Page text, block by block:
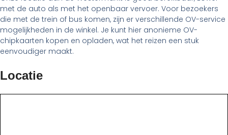
met de auto als met het openbaar vervoer. Voor bezoekers
die met de trein of bus komen, zijn er verschillende OV-service
mogelijkheden in de winkel. Je kunt hier anonieme OV-
chipkaarten kopen en opladen, wat het reizen een stuk
eenvoudiger maakt.
Locatie